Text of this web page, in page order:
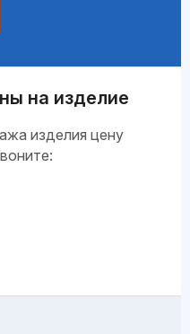
на изделие
изделия цену